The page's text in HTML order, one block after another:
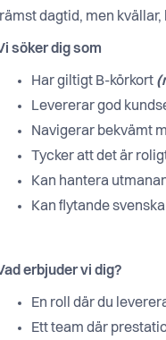
dagtid, men
söker dig som
Har giltigt B-körkort
Levererar god
Navigerar bekvämt
Tycker att det är
Kan hantera
Kan flytande
erbjuder vi dig?
En roll där du
Ett team där